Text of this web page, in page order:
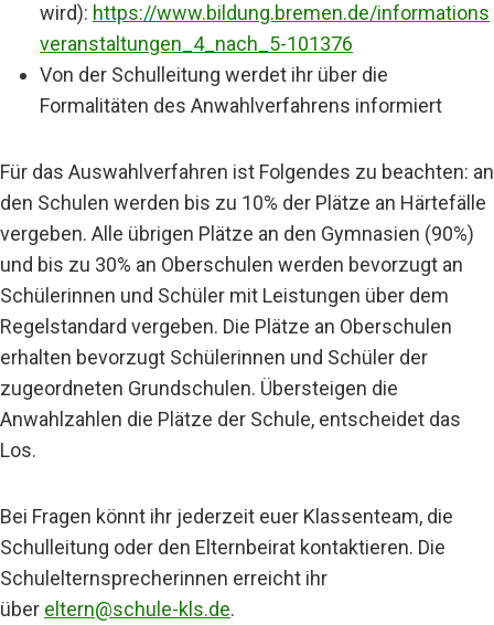
wird): https://www.bildung.bremen.de/informations
veranstaltungen_4_nach_5-101376
Von der Schulleitung werdet ihr über die
Formalitäten des Anwahlverfahrens informiert
Für das Auswahlverfahren ist Folgendes zu beachten: an
den Schulen werden bis zu 10% der Plätze an Härtefälle
vergeben. Alle übrigen Plätze an den Gymnasien (90%)
und bis zu 30% an Oberschulen werden bevorzugt an
Schülerinnen und Schüler mit Leistungen über dem
Regelstandard vergeben. Die Plätze an Oberschulen
erhalten bevorzugt Schülerinnen und Schüler der
zugeordneten Grundschulen. Übersteigen die
Anwahlzahlen die Plätze der Schule, entscheidet das
Los.
Bei Fragen könnt ihr jederzeit euer Klassenteam, die
Schulleitung oder den Elternbeirat kontaktieren. Die
Schulelternsprecherinnen erreicht ihr
über eltern@schule-kls.de.